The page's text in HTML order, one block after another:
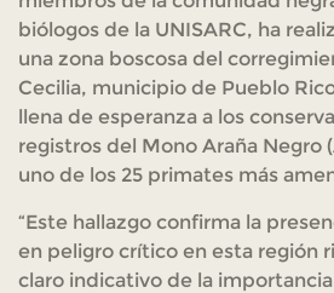
biólogos de la UNISARC, ha
una zona boscosa del
Cecilia, municipio de Pueblo
llena de esperanza a los
registros del Mono Araña Negro
uno de los 25 primates más
“Este hallazgo confirma la
en peligro crítico en esta región
claro indicativo de la